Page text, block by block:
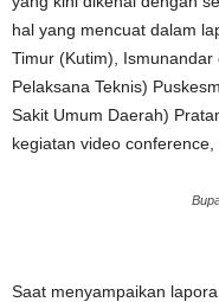
hal yang mencuat dalam
Timur (Kutim),
Pelaksana Teknis)
Sakit Umum Daerah)
kegiatan video conference,
Saat menyampaikan